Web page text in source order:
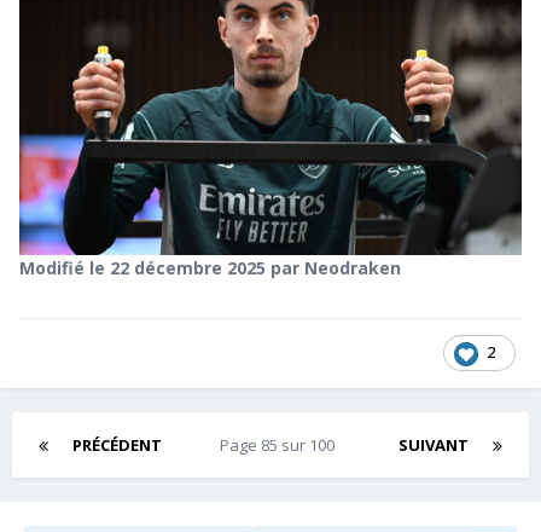
Modifié le 22 décembre 2025 par Neodraken
2
PRÉCÉDENT SUIVANT
Page 85 sur 100